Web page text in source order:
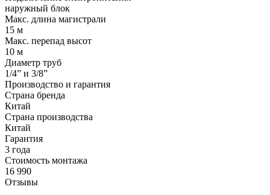
наружный блок
Макс. длина магистрали
15 м
Макс. перепад высот
10 м
Диаметр труб
1/4” и 3/8”
Производство и гарантия
Страна бренда
Китай
Страна производства
Китай
Гарантия
3 года
Стоимость монтажа
16 990
Отзывы